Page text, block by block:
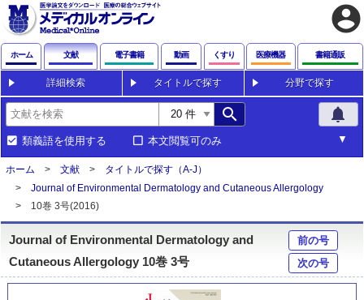
account_circle
ホーム 文献 電子書籍 動画 くすり 医療機器 書籍通販
詳細検索 タイトルで探す 分野で探す
search notifications
類義語を使用する 本文閲覧可のみ
ホーム 文献
タイトルで探す（A-J）
Journal of Environmental Dermatology and Cutaneous Allergology
10巻 3号(2016)
Journal of Environmental Dermatology and
Cutaneous Allergology 10巻 3号
前の号
次の号